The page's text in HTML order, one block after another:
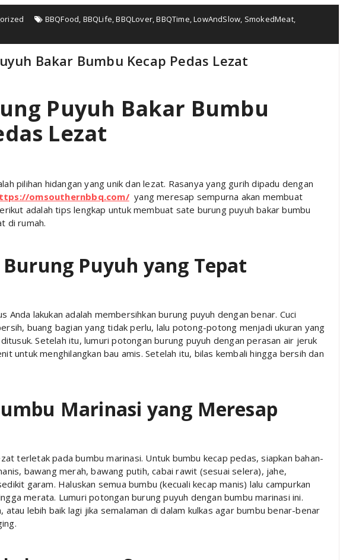
BBQFood, BBQLife,BBQLover,BBQTime,LowAndSlow, SmokedMeat,
Bakar Bumbu Kecap Pedas Lezat
Puyuh Bakar Bumbu
Lezat
pilihan hidangan yang unik dan lezat. Rasanya yang gurih dipadu dengan
omsouthernbbq.com/yang meresap sempurna akan membuat
adalah tips lengkap untuk membuat sate burung puyuh bakar bumbu
di rumah.
Burung Puyuh yang Tepat
Anda lakukan adalah membersihkan burung puyuh dengan benar. Cuci
buang bagian yang tidak perlu, lalu potong-potong menjadi ukuran yang
Setelah itu, lumuri potongan burung puyuh dengan perasan air jeruk
untuk menghilangkan bau amis. Setelah itu, bilas kembali hingga bersih dan
Marinasi yang Meresap
terletak pada bumbu marinasi. Untuk bumbu kecap pedas, siapkan bahan-
bawang merah, bawang putih, cabai rawit (sesuai selera), jahe,
garam. Haluskan semua bumbu (kecuali kecap manis) lalu campurkan
merata. Lumuri potongan burung puyuh dengan bumbu marinasi ini.
atau lebih baik lagi jika semalaman di dalam kulkas agar bumbu benar-benar